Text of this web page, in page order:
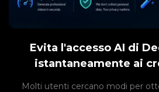
Evita l'accesso AI di
istantaneamente ai
Molti utenti cercano modi per